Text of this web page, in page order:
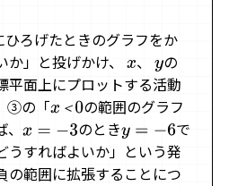
ろげたときのグラフをか
」と投げかけ、 x、 yの
平面上にプロットする活動
③の「
＜
x＜0 の範囲のグラフ
x=−3 のときy=−6
で
うすればよいか」という発
の範囲に拡張することにつ